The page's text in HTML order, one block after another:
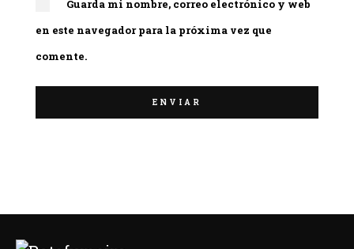
Guarda mi nombre, correo electrónico y web
en este navegador para la próxima vez que
comente.